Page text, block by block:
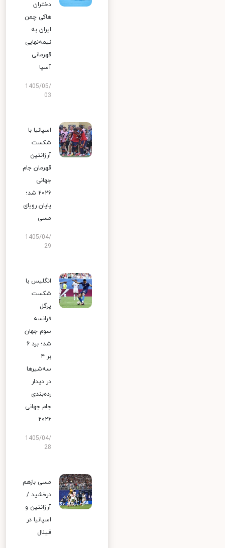
دختران
هاکی چمن
ایران به
نیمه‌نهایی
قهرمانی
آسیا
1405/05/
03
اسپانیا با
شکست
آرژانتین
قهرمان جام
جهانی
۲۰۲۶ شد؛
پایان رویای
مسی
1405/04/
29
انگلیس با
شکست
پرگل
فرانسه
سوم جهان
شد؛ برد ۶
بر ۴
سه‌شیرها
در دیدار
رده‌بندی
جام جهانی
۲۰۲۶
1405/04/
28
مسی بازهم
درخشید /
آرژانتین و
اسپانیا در
فینال